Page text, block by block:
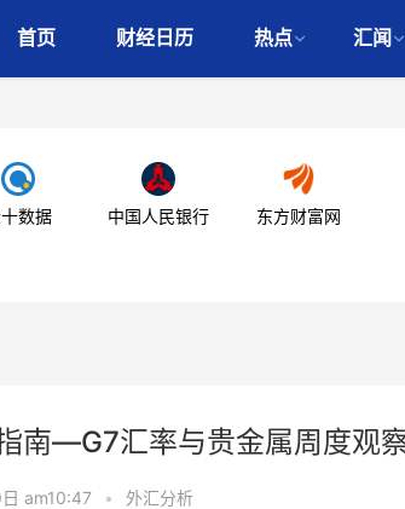
首页 财经日历 热点 汇闻
数据 中国人民银行 东方财富网
南—G7汇率与贵金属周度观
am10:47 • 外汇分析